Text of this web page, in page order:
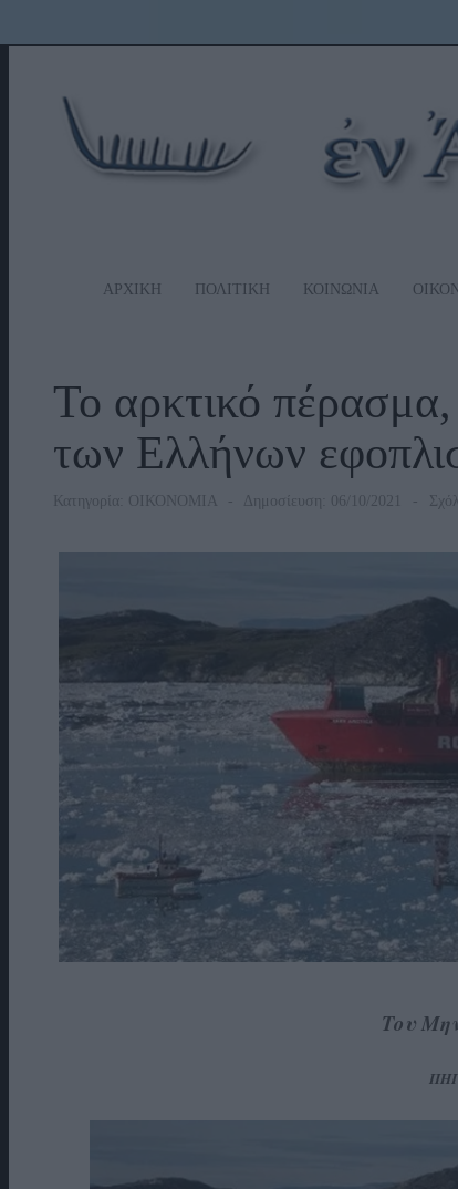
ΑΡΧΙΚΗ ΠΟΛΙΤΙΚΗ ΚΟΙΝΩΝΙΑ
Το αρκτικό
των Ελλήνων
Κατηγορία: ΟΙΚΟΝΟΜΙΑ Δημοσίευση: 06/10/2021
Του